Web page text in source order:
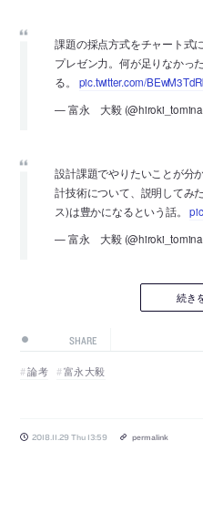
課題の採点方式をチャート式
プレゼン力。何が足りなかっ
る。 pic.twitter.com/
— 富永 大毅
設計課題でやりたいことが分
計技術について、説明してみ
ス)は豊かになるという話。
— 富永 大毅
続き
SHARE
論考 富永大毅
2018.11.29 Thu 13:59 permalink